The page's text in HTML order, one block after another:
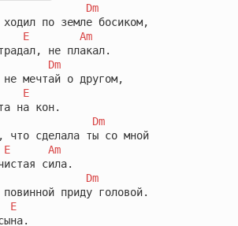
Dm
по земле босиком,
E
Am
не плакал.
Dm
мечтай о другом,
E
на кон.
Dm
что сделала ты со мной
E
Am
сила.
Dm
приду головой.
E